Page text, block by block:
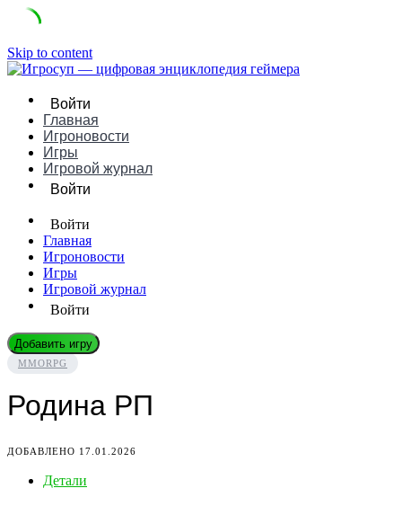
Skip to content
Войти
Главная
Игроновости
Игры
Игровой журнал
Войти
Войти
Главная
Игроновости
Игры
Игровой журнал
Войти
Добавить игру
MMORPG
Родина РП
ДОБАВЛЕНО 17.01.2026
Детали